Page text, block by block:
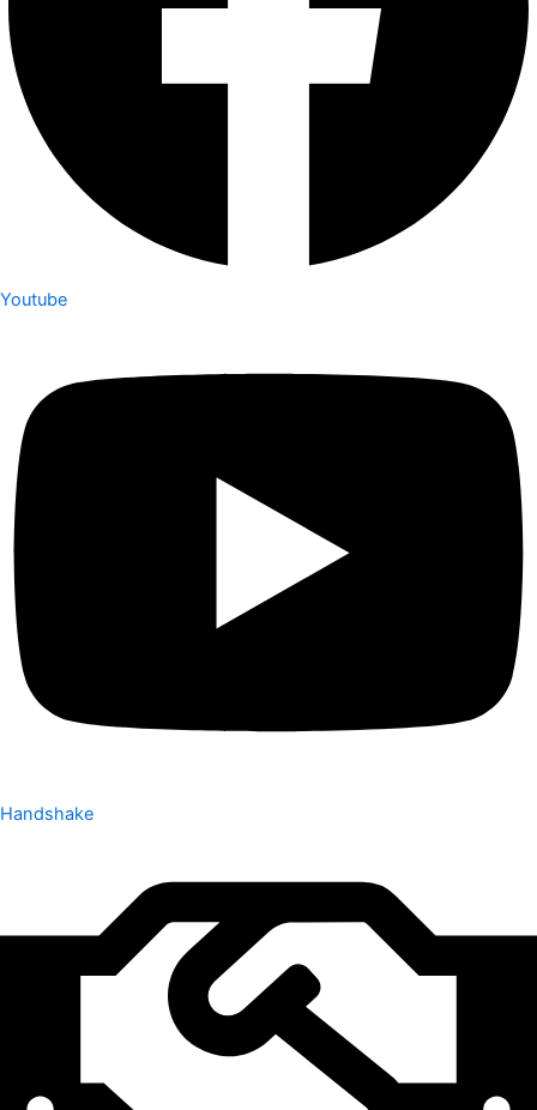
Youtube
Handshake